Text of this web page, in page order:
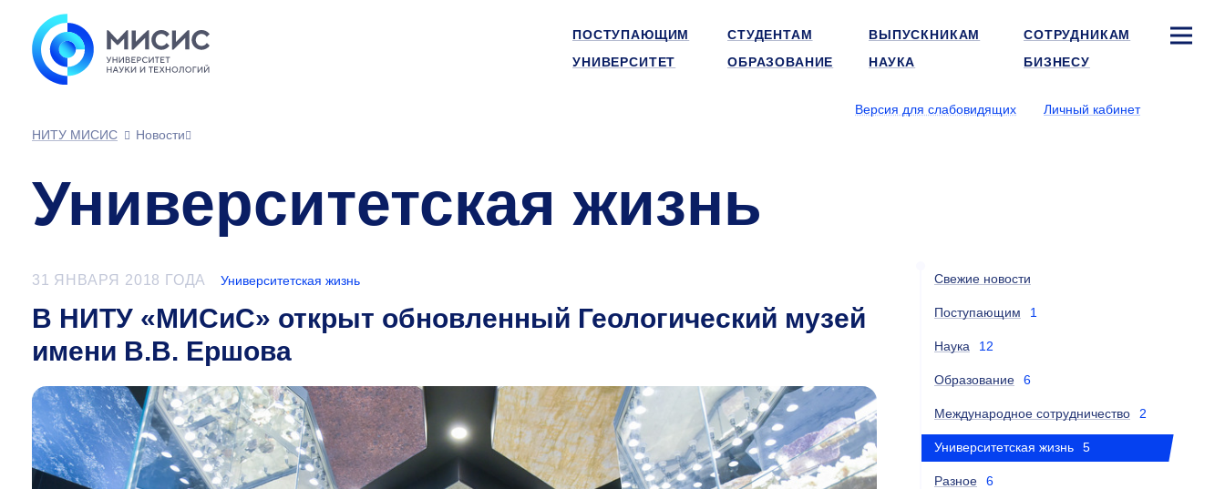
ПОСТУПАЮЩИМ СТУДЕНТАМ ВЫПУСКНИКАМ
СОТРУДНИКАМ
УНИВЕРСИТЕТ
ОБРАЗОВАНИЕ НАУКА БИЗНЕСУ
Версия для слабовидящих
Личный кабинет
НИТУ МИСИС
Новости
Университетская жизнь
31 ЯНВАРЯ 2018 ГОДА Университетская жизнь
В НИТУ «МИСиС» открыт обновленный Геологический музей
имени В.В. Ершова
Свежие новости
Поступающим 1
Наука 12
Образование 6
Международное сотрудничество 2
Университетская жизнь 5
Разное 6